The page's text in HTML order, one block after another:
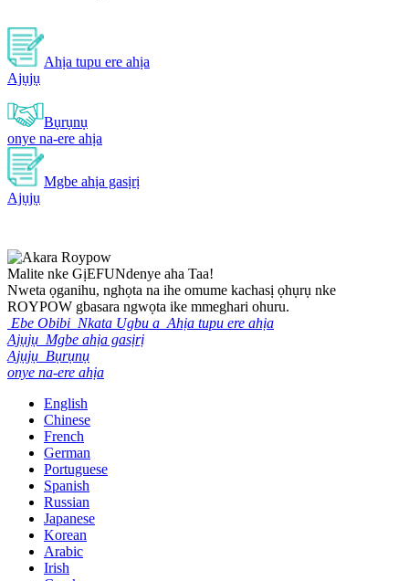
Ahịa tupu ere ahịa
Ajụjụ
Bụrụnụ
onye na-ere ahịa
Mgbe ahịa gasịrị
Ajụjụ
Malite nke GịEFUNdenye aha Taa!
Nweta ọganihu, nghọta na ihe omume kachasị ọhụrụ nke
ROYPOW gbasara ngwọta ike mmeghari ohuru.
Ebe Obibi Nkata Ugbu a Ahịa tupu ere ahịa
Ajụjụ Mgbe ahịa gasịrị
Ajụjụ Bụrụnụ
onye na-ere ahịa
English
Chinese
French
German
Portuguese
Spanish
Russian
Japanese
Korean
Arabic
Irish